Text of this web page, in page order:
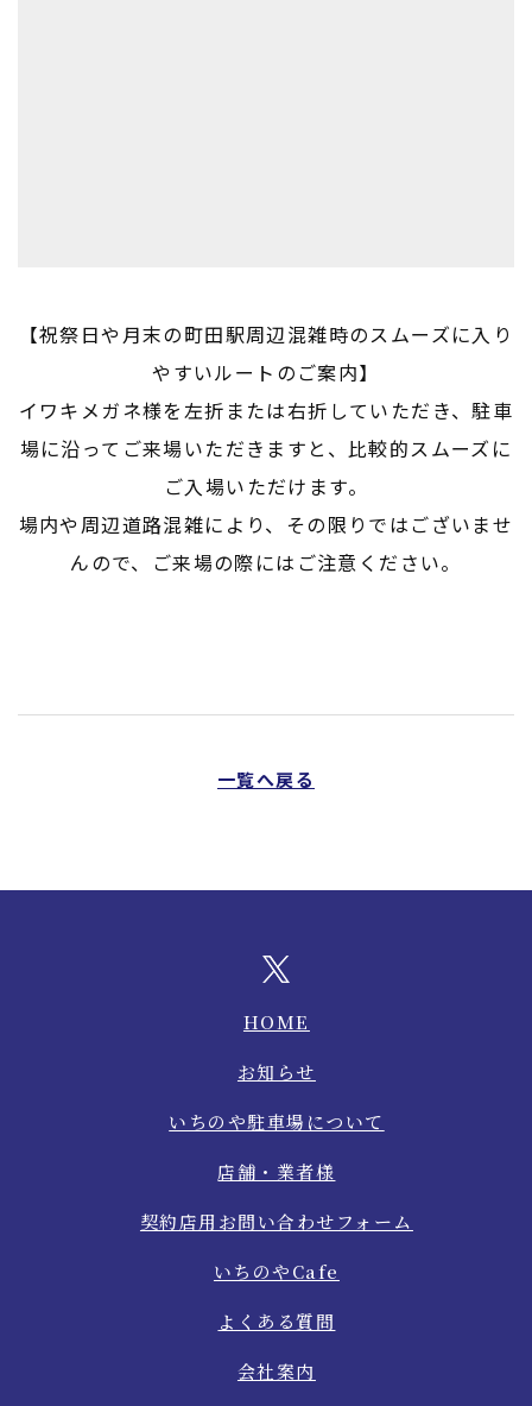
【祝祭日や月末の町田駅周辺混雑時のスムーズに入り
やすいルートのご案内】
イワキメガネ様を左折または右折していただき、駐車
場に沿ってご来場いただきますと、比較的スムーズに
ご入場いただけます。
場内や周辺道路混雑により、その限りではございませ
んので、ご来場の際にはご注意ください。
一覧へ戻る
HOME
お知らせ
いちのや駐車場について
店舗・業者様
契約店用お問い合わせフォーム
いちのやCafe
よくある質問
会社案内